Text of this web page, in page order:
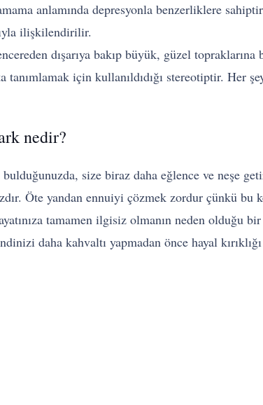
anlamında depresyonla benzerliklere
ilişkilendirilir.
dışarıya bakıp büyük, güzel
için kullanıldıdığı stereotiptir. Her
nedir?
size biraz daha eğlence ve neşe
Öte yandan ennuiyi çözmek zordur çünkü bu
tamamen ilgisiz olmanın neden olduğu bir
daha kahvaltı yapmadan önce hayal